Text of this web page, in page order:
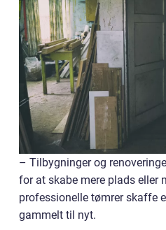
– Tilbygninger og
for at skabe mere plads eller
professionelle tømrer skaffe
gammelt til nyt.